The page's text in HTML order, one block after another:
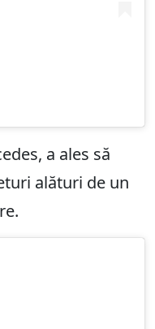
a ales să
alături de un